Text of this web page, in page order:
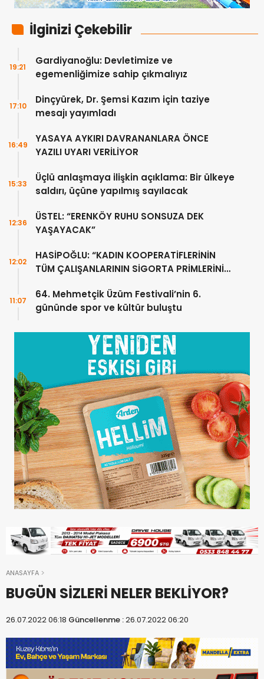
İlginizi Çekebilir
Gardiyanoğlu: Devletimize ve
egemenliğimize sahip çıkmalıyız
19:21
Dinçyürek, Dr. Şemsi Kazım için taziye
mesajı yayımladı
17:10
YASAYA AYKIRI DAVRANANLARA ÖNCE
YAZILI UYARI VERİLİYOR
16:49
Üçlü anlaşmaya ilişkin açıklama: Bir ülkeye
saldırı, üçüne yapılmış sayılacak
15:33
ÜSTEL: “ERENKÖY RUHU SONSUZA DEK
YAŞAYACAK”
12:36
HASİPOĞLU: “KADIN KOOPERATİFLERİNİN
TÜM ÇALIŞANLARININ SİGORTA PRİMLERİNİ
12:02
64. Mehmetçik Üzüm Festivali’nin 6.
gününde spor ve kültür buluştu
11:07
ANASAYFA
BUGÜN SİZLERİ NELER BEKLİYOR?
26.07.2022 06:18 Güncellenme :26.07.2022 06:20